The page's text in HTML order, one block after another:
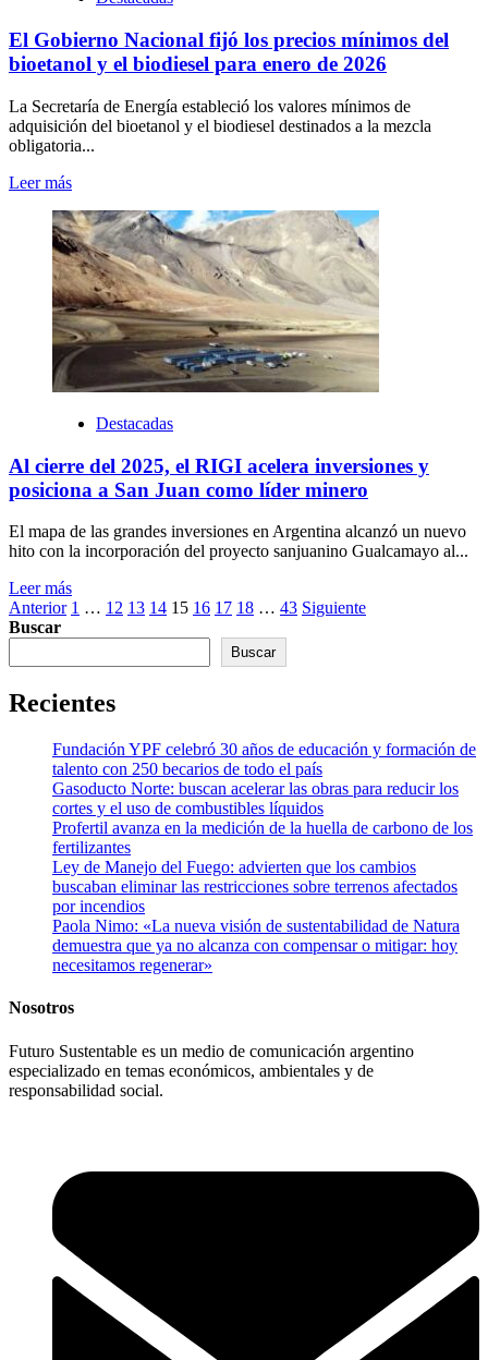
El Gobierno Nacional fijó los precios mínimos del
bioetanol y el biodiesel para enero de 2026
La Secretaría de Energía estableció los valores mínimos de
adquisición del bioetanol y el biodiesel destinados a la mezcla
obligatoria...
Leer más
Destacadas
Al cierre del 2025, el RIGI acelera inversiones y
posiciona a San Juan como líder minero
El mapa de las grandes inversiones en Argentina alcanzó un nuevo
hito con la incorporación del proyecto sanjuanino Gualcamayo al...
Leer más
Paginación
de
entradas
Anterior 1 … 12 13 14 15 16 17 18 … 43 Siguiente
Buscar
Buscar
Recientes
Fundación YPF celebró 30 años de educación y formación de
talento con 250 becarios de todo el país
Gasoducto Norte: buscan acelerar las obras para reducir los
cortes y el uso de combustibles líquidos
Profertil avanza en la medición de la huella de carbono de los
fertilizantes
Ley de Manejo del Fuego: advierten que los cambios
buscaban eliminar las restricciones sobre terrenos afectados
por incendios
Paola Nimo: «La nueva visión de sustentabilidad de Natura
demuestra que ya no alcanza con compensar o mitigar: hoy
necesitamos regenerar»
Nosotros
Futuro Sustentable es un medio de comunicación argentino
especializado en temas económicos, ambientales y de
responsabilidad social.